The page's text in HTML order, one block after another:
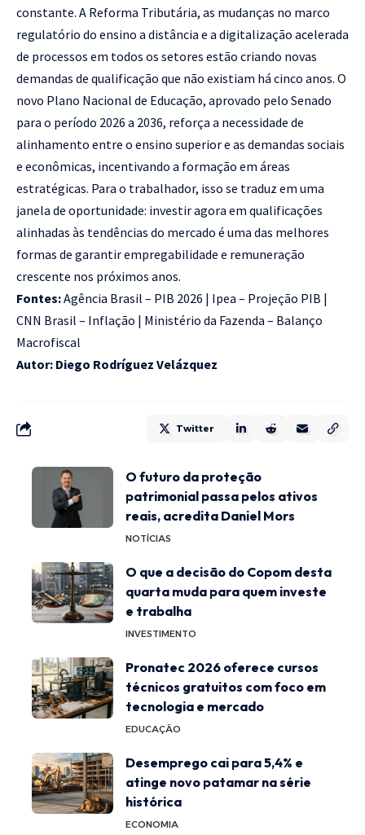
constante. A Reforma Tributária, as mudanças no marco
regulatório do ensino a distância e a digitalização acelerada
de processos em todos os setores estão criando novas
demandas de qualificação que não existiam há cinco anos. O
novo Plano Nacional de Educação, aprovado pelo Senado
para o período 2026 a 2036, reforça a necessidade de
alinhamento entre o ensino superior e as demandas sociais
e econômicas, incentivando a formação em áreas
estratégicas. Para o trabalhador, isso se traduz em uma
janela de oportunidade: investir agora em qualificações
alinhadas às tendências do mercado é uma das melhores
formas de garantir empregabilidade e remuneração
crescente nos próximos anos.
Fontes:Agência Brasil – PIB 2026 | Ipea – Projeção PIB |
CNN Brasil – Inflação | Ministério da Fazenda – Balanço
Macrofiscal
Autor: Diego Rodríguez Velázquez
Twitter
O futuro da proteção
patrimonial passa pelos ativos
reais, acredita Daniel Mors
NOTÍCIAS
O que a decisão do Copom desta
quarta muda para quem investe
e trabalha
INVESTIMENTO
Pronatec 2026 oferece cursos
técnicos gratuitos com foco em
tecnologia e mercado
EDUCAÇÃO
Desemprego cai para 5,4% e
atinge novo patamar na série
histórica
ECONOMIA